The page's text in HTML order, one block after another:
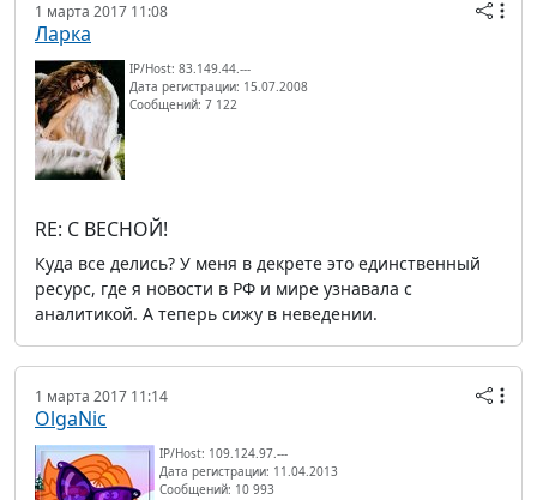
1 марта 2017 11:08
Ларка
IP/Host: 83.149.44.---
Дата регистрации: 15.07.2008
Сообщений: 7 122
RE: С ВЕСНОЙ!
Куда все делись? У меня в декрете это единственный
ресурс, где я новости в РФ и мире узнавала с
аналитикой. А теперь сижу в неведении.
1 марта 2017 11:14
OlgaNic
IP/Host: 109.124.97.---
Дата регистрации: 11.04.2013
Сообщений: 10 993